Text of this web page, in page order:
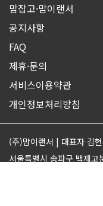
맘잡고·맘이랜서
공지사항
FAQ
제휴·문의
서비스이용약관
개인정보처리방침
(주)맘이랜서 | 대표자 김
서울특별시 송파구 백제